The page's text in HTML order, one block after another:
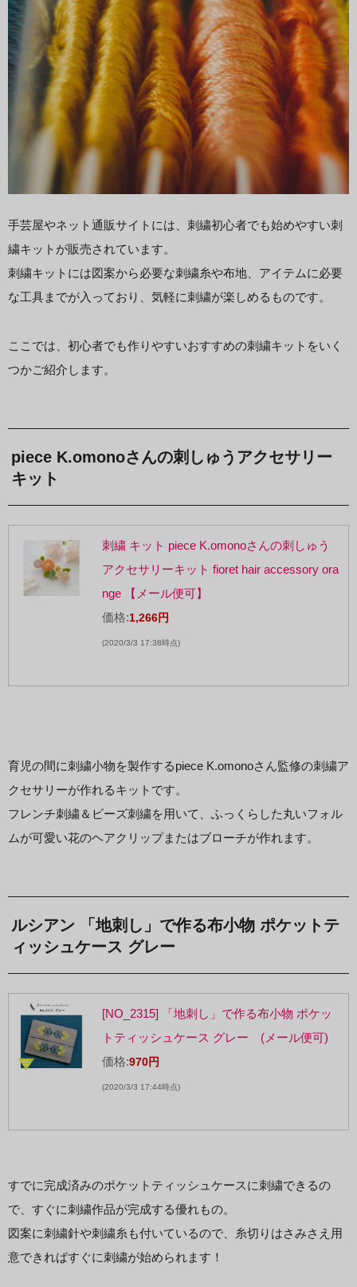
手芸屋やネット通販サイトには、刺繍初心者でも始めやすい刺
繍キットが販売されています。
刺繍キットには図案から必要な刺繍糸や布地、アイテムに必要
な工具までが入っており、気軽に刺繍が楽しめるものです。
ここでは、初心者でも作りやすいおすすめの刺繍キットをいく
つかご紹介します。
piece K.omonoさんの刺しゅうアクセサリー
キット
刺繍 キット piece K.omonoさんの刺しゅう
アクセサリーキット fioret hair accessory ora
nge 【メール便可】
価格:1,266円
(2020/3/3 17:38時点)
育児の間に刺繍小物を製作するpiece K.omonoさん監修の刺繍ア
クセサリーが作れるキットです。
フレンチ刺繍＆ビーズ刺繍を用いて、ふっくらした丸いフォル
ムが可愛い花のヘアクリップまたはブローチが作れます。
ルシアン 「地刺し」で作る布小物 ポケットテ
ィッシュケース グレー
[NO_2315] 「地刺し」で作る布小物 ポケッ
トティッシュケース グレー (メール便可)
価格:970円
(2020/3/3 17:44時点)
すでに完成済みのポケットティッシュケースに刺繍できるの
で、すぐに刺繍作品が完成する優れもの。
図案に刺繍針や刺繍糸も付いているので、糸切りはさみさえ用
意できればすぐに刺繍が始められます！